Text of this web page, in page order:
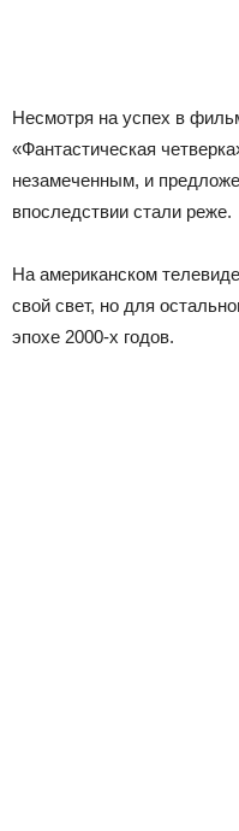
Несмотря на успех в
«Фантастическая
незамеченным, и
впоследствии стали реже.
На американском
свой свет, но для
эпохе 2000-х годов.